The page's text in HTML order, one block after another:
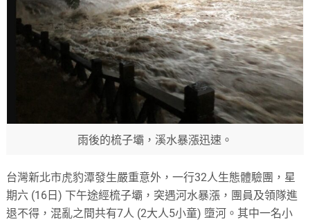
雨後的梳子壩，溪水暴漲迅速。
台灣新北市虎豹潭發生嚴重意外，一行32人生態體驗團，星
期六 (16日) 下午途經梳子壩，突遇河水暴漲，團員及領隊進
退不得，混亂之間共有7人 (2大人5小童) 墮河。其中一名小